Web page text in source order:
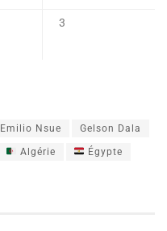
3
Emilio Nsue Gelson Dala
Algérie Égypte